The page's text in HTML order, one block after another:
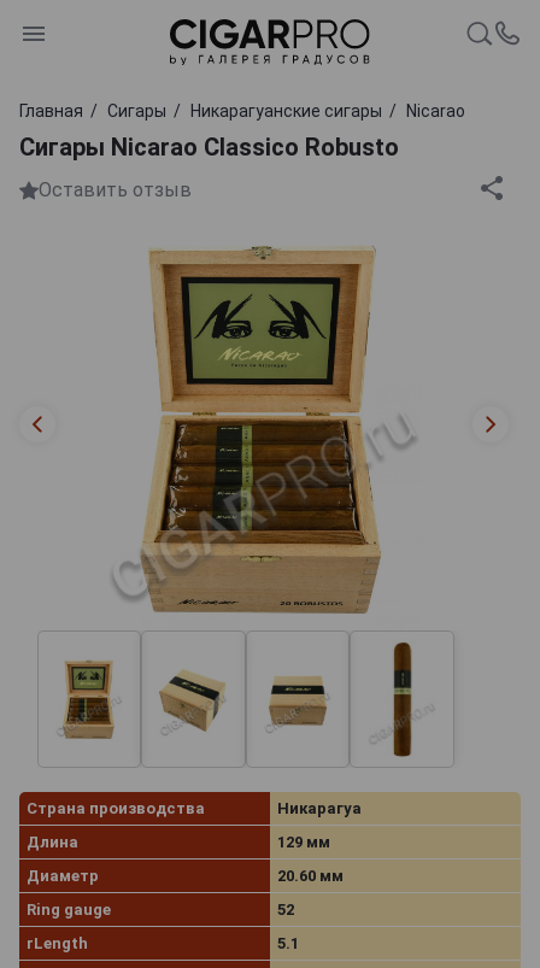
Главная Сигары Никарагуанские сигары Nicarao
Сигары Nicarao Classico Robusto
Оставить отзыв
Страна производства
Никарагуа
Длина
129 мм
Диаметр
20.60 мм
Ring gauge
52
rLength
5.1